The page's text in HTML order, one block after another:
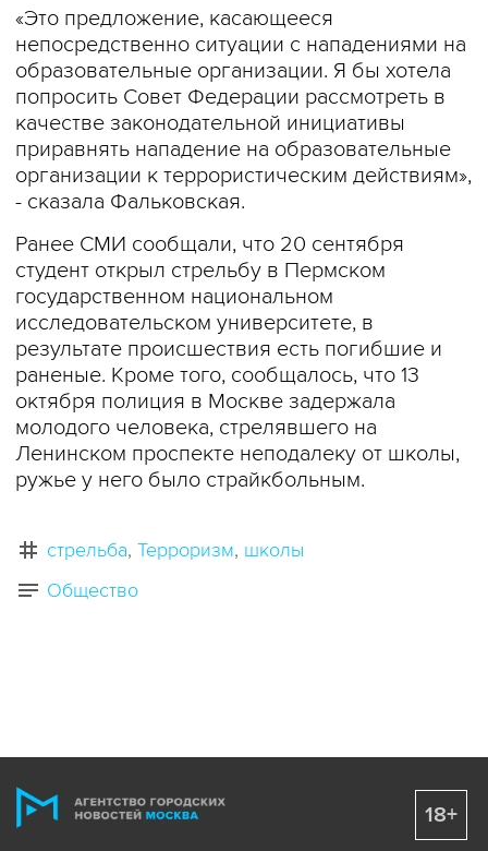
«Это предложение, касающееся
непосредственно ситуации с нападениями на
образовательные организации. Я бы хотела
попросить Совет Федерации рассмотреть в
качестве законодательной инициативы
приравнять нападение на образовательные
организации к террористическим действиям»,
- сказала Фальковская.
Ранее СМИ сообщали, что 20 сентября
студент открыл стрельбу в Пермском
государственном национальном
исследовательском университете, в
результате происшествия есть погибшие и
раненые. Кроме того, сообщалось, что 13
октября полиция в Москве задержала
молодого человека, стрелявшего на
Ленинском проспекте неподалеку от школы,
ружье у него было страйкбольным.
стрельба Терроризм школы
Общество
18+